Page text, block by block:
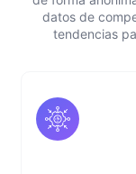
datos de
tendencias